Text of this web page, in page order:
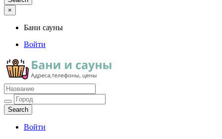
×
Бани сауны
Войти
Бани сауны
Адреса и телефоны
Войти